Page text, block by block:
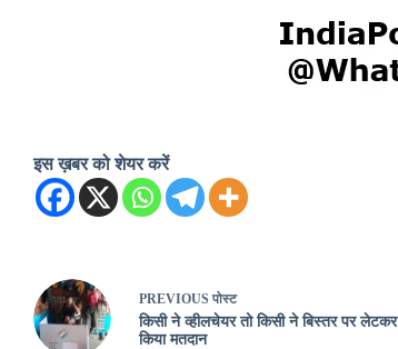
इस ख़बर को शेयर करें
PREVIOUS पोस्ट
किसी ने व्हीलचेयर तो किसी ने बिस्तर पर लेटकर
किया मतदान